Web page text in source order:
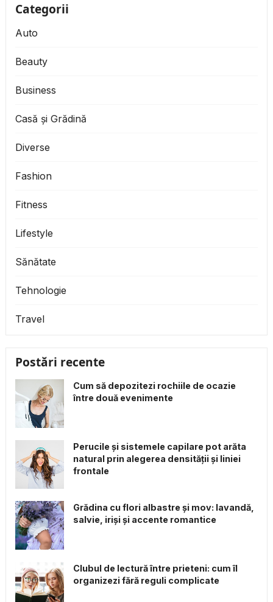
Categorii
Auto
Beauty
Business
Casă și Grădină
Diverse
Fashion
Fitness
Lifestyle
Sănătate
Tehnologie
Travel
Postări recente
Cum să depozitezi rochiile de ocazie
între două evenimente
Perucile și sistemele capilare pot arăta
natural prin alegerea densității și liniei
frontale
Grădina cu flori albastre și mov: lavandă,
salvie, iriși și accente romantice
Clubul de lectură între prieteni: cum îl
organizezi fără reguli complicate